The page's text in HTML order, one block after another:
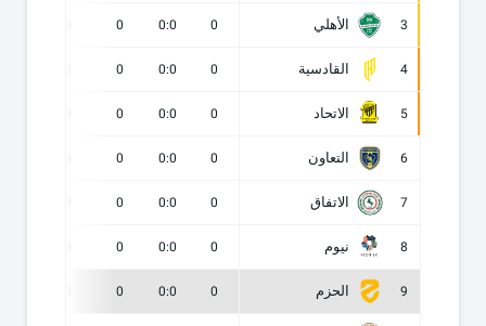
3 الأهلي 0
0:0
0
4 القادسية 0
0:0
0
5 الاتحاد 0
0:0
0
6 التعاون 0
0:0
0
7 الاتفاق 0
0:0
0
8 نيوم 0
0:0
0
9 الحزم 0
0:0
0